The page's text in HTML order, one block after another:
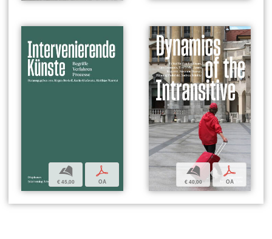
b
€ 45,00
p
OA
b
€ 40,00
p
OA